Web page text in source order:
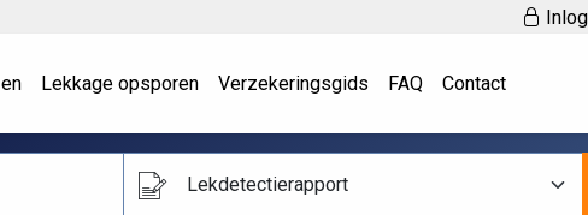
Lekkage opsporen Verzekeringsgids FAQ Contact
Lekdetectierapport